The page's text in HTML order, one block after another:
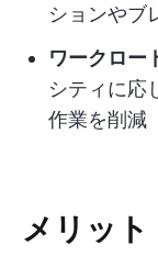
ションやブ
ワークロー
シティに応
作業を削減
メリット